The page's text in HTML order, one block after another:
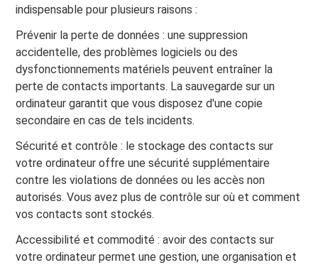
indispensable pour plusieurs raisons :
Prévenir la perte de données : une suppression
accidentelle, des problèmes logiciels ou des
dysfonctionnements matériels peuvent entraîner la
perte de contacts importants. La sauvegarde sur un
ordinateur garantit que vous disposez d'une copie
secondaire en cas de tels incidents.
Sécurité et contrôle : le stockage des contacts sur
votre ordinateur offre une sécurité supplémentaire
contre les violations de données ou les accès non
autorisés. Vous avez plus de contrôle sur où et comment
vos contacts sont stockés.
Accessibilité et commodité : avoir des contacts sur
votre ordinateur permet une gestion, une organisation et